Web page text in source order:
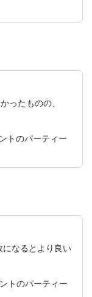
ったものの、
トのパーティー
なるとより良い
トのパーティー